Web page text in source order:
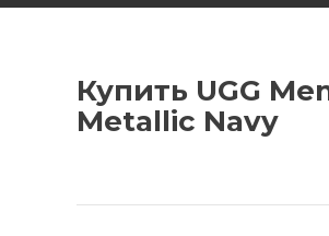
Купить UGG
Metallic Navy